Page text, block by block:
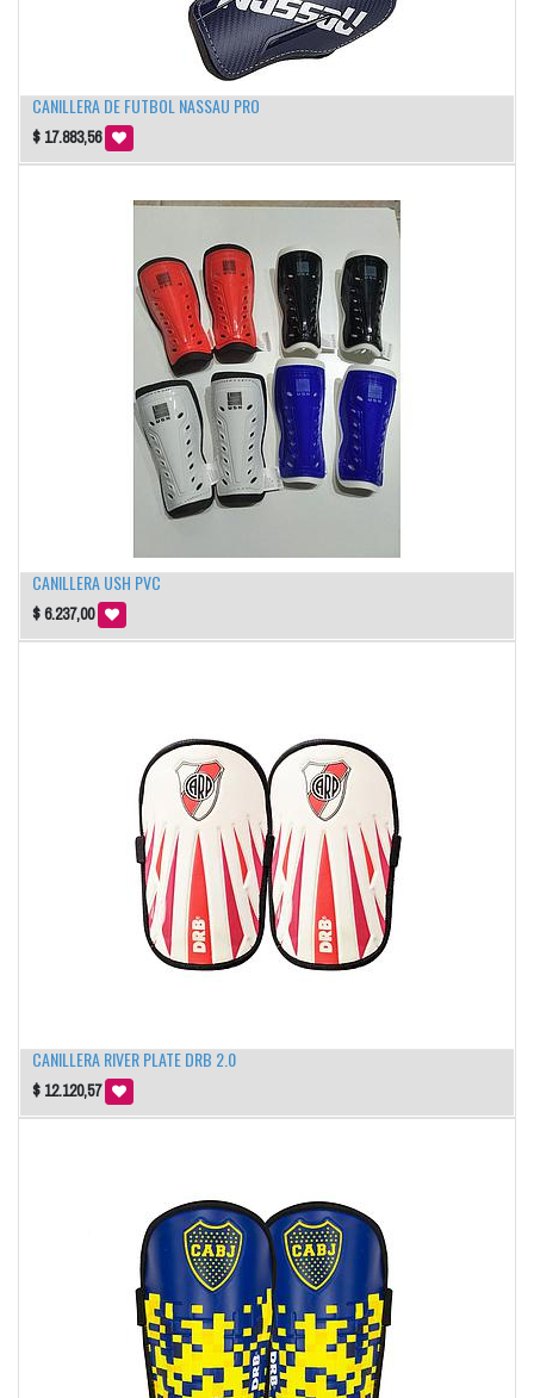
CANILLERA DE FUTBOL NASSAU PRO
$ 17.883,56
CANILLERA USH PVC
$6.237,00
CANILLERA RIVER PLATE DRB 2.0
$ 12.120,57